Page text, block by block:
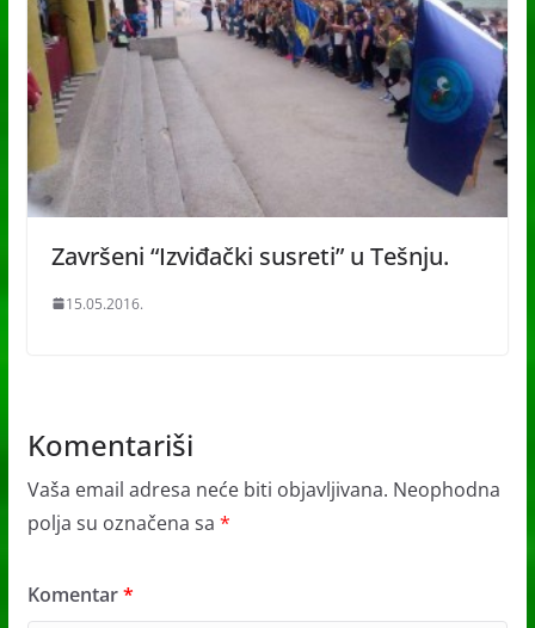
Završeni “Izviđački susreti” u Tešnju.
15.05.2016.
Komentariši
Vaša email adresa neće biti objavljivana. Neophodna
polja su označena sa *
Komentar*